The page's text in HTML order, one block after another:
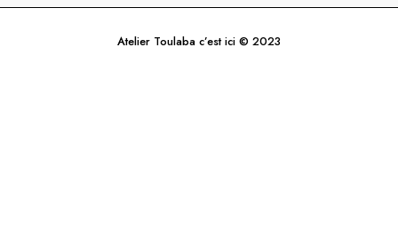
Atelier Toulaba c’est ici © 2023